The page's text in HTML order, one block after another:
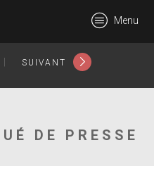
Menu
SUIVANT
DE PRESSE